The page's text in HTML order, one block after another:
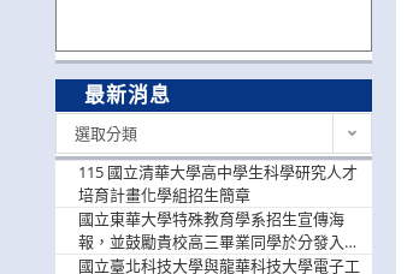
最新消息
選取分類
115 國立清華大學高中學生科學研究人才
培育計畫化學組招生簡章
國立東華大學特殊教育學系招生宣傳海
報，並鼓勵貴校高三畢業同學於分發入學
階段踴躍選填。
國立臺北科技大學與龍華科技大學電子工